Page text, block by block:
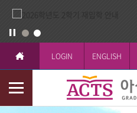
LOGIN ENGLISH
모
바